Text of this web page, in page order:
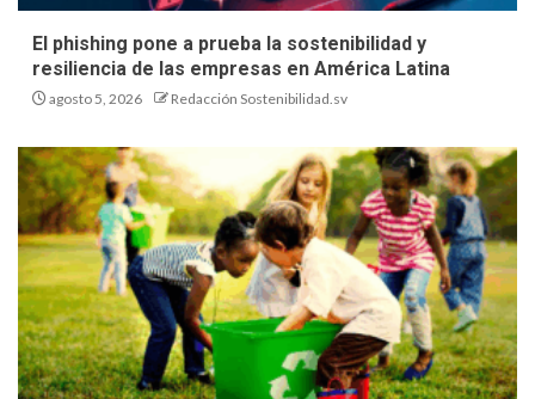
El phishing pone a prueba la sostenibilidad y
resiliencia de las empresas en América Latina
agosto 5, 2026 Redacción Sostenibilidad.sv